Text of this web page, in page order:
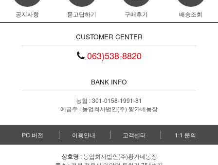
공지사항 묻고답하기 구매후기 배송조회
CUSTOMER CENTER
063)538-8820
BANK INFO
농협 : 301-0158-1991-81
예금주 : 농업회사법인(주) 황가네농장
PC 버전 이용안내 고객센터 1:1 문의
상호명 : 농업회사법인(주)황가네농장